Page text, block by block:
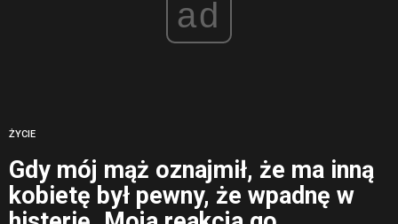
ad
ŻYCIE
Gdy mój mąż oznajmił, że ma inną
kobietę był pewny, że wpadnę w